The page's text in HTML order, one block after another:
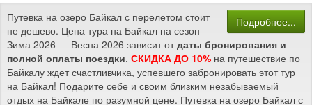
Подробнее...
Путевка на озеро Байкал с перелетом стоит
не дешево. Цена тура на Байкал на сезон
Зима 2026 — Весна 2026 зависит отдаты бронирования и
полной оплаты поездки. СКИДКА ДО 10% на путешествие по
Байкалу ждет счастливчика, успевшего забронировать этот тур
на Байкал! Подарите себе и своим близким незабываемый
отдых на Байкале по разумной цене. Путевка на озеро Байкал с